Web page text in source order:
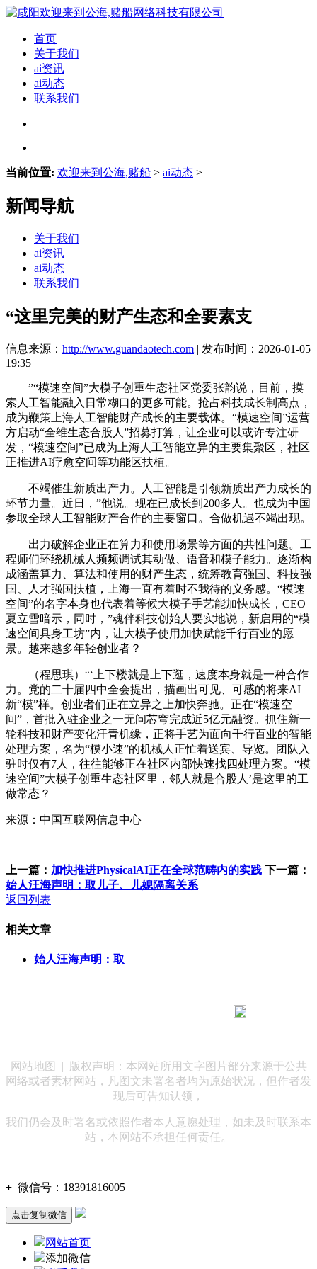
首页
关于我们
ai资讯
ai动态
联系我们
当前位置: 欢迎来到公海,赌船 > ai动态 >
新闻导航
关于我们
ai资讯
ai动态
联系我们
“这里完美的财产生态和全要素支
信息来源： http://www.guandaotech.com | 发布时间：2026-01-05
19:35
”“模速空间”大模子创重生态社区党委张韵说，目前，摸
索人工智能融入日常糊口的更多可能。抢占科技成长制高点，
成为鞭策上海人工智能财产成长的主要载体。“模速空间”运营
方启动“全维生态合股人”招募打算，让企业可以或许专注研
发，“模速空间”已成为上海人工智能立异的主要集聚区，社区
正推进AI疗愈空间等功能区扶植。
不竭催生新质出产力。人工智能是引领新质出产力成长的
环节力量。近日，”他说。现在已成长到200多人。也成为中国
参取全球人工智能财产合作的主要窗口。合做机遇不竭出现。
出力破解企业正在算力和使用场景等方面的共性问题。工
程师们环绕机械人频频调试其动做、语音和模子能力。逐渐构
成涵盖算力、算法和使用的财产生态，统筹教育强国、科技强
国、人才强国扶植，上海一直有着时不我待的义务感。“模速
空间”的名字本身也代表着等候大模子手艺能加快成长，CEO
夏立雪暗示，同时，”魂伴科技创始人要实地说，新启用的“模
速空间具身工坊”内，让大模子使用加快赋能千行百业的愿
景。越来越多年轻创业者？
（程思琪）“‘上下楼就是上下逛，速度本身就是一种合作
力。党的二十届四中全会提出，描画出可见、可感的将来AI
新“模”样。创业者们正在立异之上加快奔驰。正在“模速空
间”，首批入驻企业之一无问芯穹完成近5亿元融资。抓住新一
轮科技和财产变化汗青机缘，正将手艺为面向千行百业的智能
处理方案，名为“模小速”的机械人正忙着送宾、导览。团队入
驻时仅有7人，往往能够正在社区内部快速找四处理方案。“模
速空间”大模子创重生态社区里，邻人就是合股人’是这里的工
做常态？
来源：中国互联网信息中心
上一篇： 加快推进PhysicalAI正在全球范畴内的实践 下一篇：
始人汪海声明：取儿子、儿媳隔离关系
返回列表
相关文章
始人汪海声明：取
网站地图
| 版权声明：本网站所用文字图片部分来源于公共
网络或者素材网站，凡图文未署名者均为原始状况，但作者发
现后可告知认领，
我们仍会及时署名或依照作者本人意愿处理，如未及时联系本
站，本网站不承担任何责任。
+ 微信号： 18391816005
点击复制微信
网站首页
添加微信